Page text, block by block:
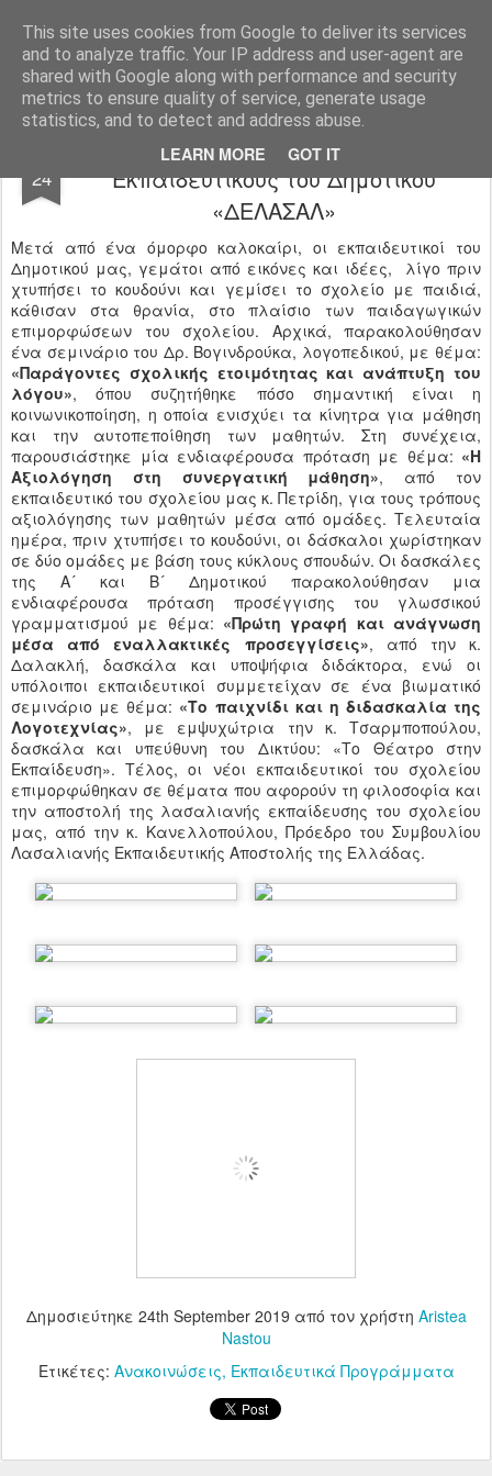
This site uses cookies from Google to deliver its services
and to analyze traffic. Your IP address and user-agent are
shared with Google along with performance and security
metrics to ensure quality of service, generate usage
statistics, and to detect and address abuse.
LEARN MORE GOT IT
Ιδιωτικό Δημοτικό Σχολείο "Ι.Μ.ΔΕΛΑΣΑΛ"
24
Δημιουργικό ξεκίνημα για τους
Εκπαιδευτικούς του Δημοτικού
«ΔΕΛΑΣΑΛ»
Μετά από ένα όμορφο καλοκαίρι, οι εκπαιδευτικοί του
Δημοτικού μας, γεμάτοι από εικόνες και ιδέες, λίγο πριν
χτυπήσει το κουδούνι και γεμίσει το σχολείο με παιδιά,
κάθισαν στα θρανία, στο πλαίσιο των παιδαγωγικών
επιμορφώσεων του σχολείου. Αρχικά, παρακολούθησαν
ένα σεμινάριο του Δρ. Βογινδρούκα, λογοπεδικού, με θέμα:
«Παράγοντες σχολικής ετοιμότητας και ανάπτυξη του
λόγου», όπου συζητήθηκε πόσο σημαντική είναι η
κοινωνικοποίηση, η οποία ενισχύει τα κίνητρα για μάθηση
και την αυτοπεποίθηση των μαθητών. Στη συνέχεια,
παρουσιάστηκε μία ενδιαφέρουσα πρόταση με θέμα: «Η
Αξιολόγηση στη συνεργατική μάθηση», από τον
εκπαιδευτικό του σχολείου μας κ. Πετρίδη, για τους τρόπους
αξιολόγησης των μαθητών μέσα από ομάδες. Τελευταία
ημέρα, πριν χτυπήσει το κουδούνι, οι δάσκαλοι χωρίστηκαν
σε δύο ομάδες με βάση τους κύκλους σπουδών. Οι δασκάλες
της Α´ και Β´ Δημοτικού παρακολούθησαν μια
ενδιαφέρουσα πρόταση προσέγγισης του γλωσσικού
γραμματισμού με θέμα: «Πρώτη γραφή και ανάγνωση
μέσα από εναλλακτικές προσεγγίσεις», από την κ.
Δαλακλή, δασκάλα και υποψήφια διδάκτορα, ενώ οι
υπόλοιποι εκπαιδευτικοί συμμετείχαν σε ένα βιωματικό
σεμινάριο με θέμα: «Το παιχνίδι και η διδασκαλία της
Λογοτεχνίας», με εμψυχώτρια την κ. Τσαρμποπούλου,
δασκάλα και υπεύθυνη του Δικτύου: «Το Θέατρο στην
Εκπαίδευση». Τέλος, οι νέοι εκπαιδευτικοί του σχολείου
επιμορφώθηκαν σε θέματα που αφορούν τη φιλοσοφία και
την αποστολή της λασαλιανής εκπαίδευσης του σχολείου
μας, από την κ. Κανελλοπούλου, Πρόεδρο του Συμβουλίου
Λασαλιανής Εκπαιδευτικής Αποστολής της Ελλάδας.
Δημοσιεύτηκε 24th September 2019 από τον χρήστη Aristea
Nastou
Ετικέτες: Ανακοινώσεις Εκπαιδευτικά Προγράμματα